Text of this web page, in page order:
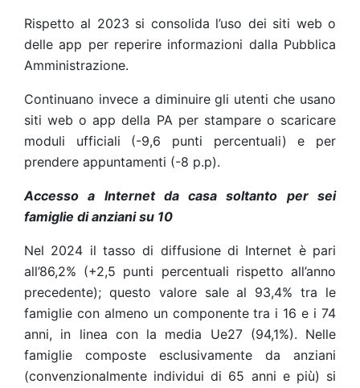
Rispetto al 2023 si consolida l’uso dei siti web o
delle app per reperire informazioni dalla Pubblica
Amministrazione.
Continuano invece a diminuire gli utenti che usano
siti web o app della PA per stampare o scaricare
moduli ufficiali (-9,6 punti percentuali) e per
prendere appuntamenti (-8 p.p).
Accesso a Internet da casa soltanto per sei
famiglie di anziani su 10
Nel 2024 il tasso di diffusione di Internet è pari
all’86,2% (+2,5 punti percentuali rispetto all’anno
precedente); questo valore sale al 93,4% tra le
famiglie con almeno un componente tra i 16 e i 74
anni, in linea con la media Ue27 (94,1%). Nelle
famiglie composte esclusivamente da anziani
(convenzionalmente individui di 65 anni e più) si